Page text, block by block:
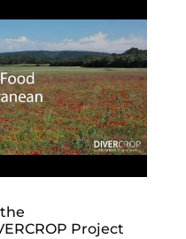
Project